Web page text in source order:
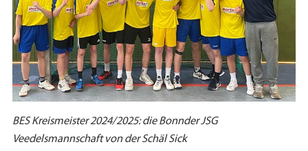
BES Kreismeister 2024/2025: die Bonnder JSG
Veedelsmannschaft von der Schäl Sick